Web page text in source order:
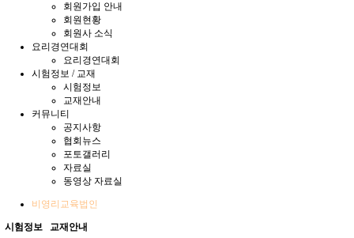
회원가입 안내
회원현황
회원사 소식
요리경연대회
요리경연대회
시험정보 / 교재
시험정보
교재안내
커뮤니티
공지사항
협회뉴스
포토갤러리
자료실
동영상 자료실
비영리교육법인
시험정보 교재안내